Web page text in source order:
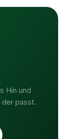
Hin und
der passt.